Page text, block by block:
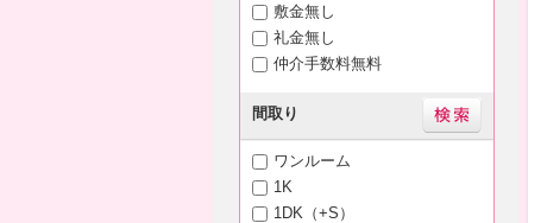
敷金無し
礼金無し
仲介手数料無料
間取り
ワンルーム
1K
1DK（+S）